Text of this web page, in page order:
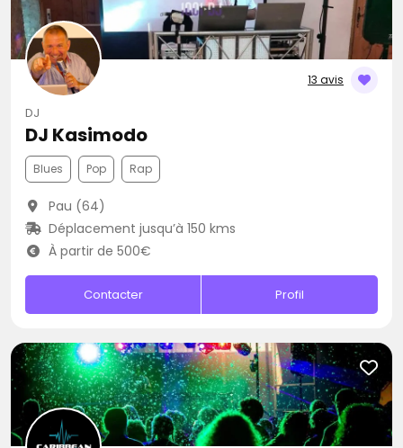
13 avis
DJ
DJ Kasimodo
Blues Pop Rap
Pau (64)
Déplacement jusqu’à 150 kms
À partir de 500€
Contacter Profil